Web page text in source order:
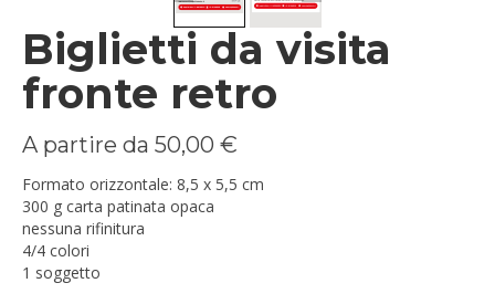
Biglietti da visita
fronte retro
A partire da 50,00 €
Formato orizzontale: 8,5 x 5,5 cm
300 g carta patinata opaca
nessuna rifinitura
4/4 colori
1 soggetto